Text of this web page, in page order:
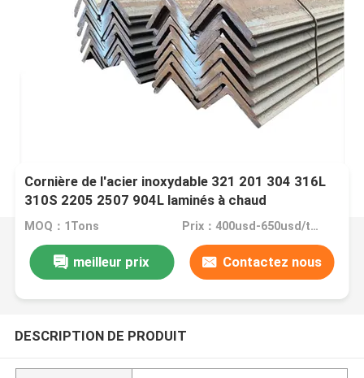
Cornière de l'acier inoxydable 321 201 304 316L
310S 2205 2507 904L laminés à chaud
MOQ：1Tons Prix：400usd-650usd/ton
meilleur prix Contactez nous
DESCRIPTION DE PRODUIT